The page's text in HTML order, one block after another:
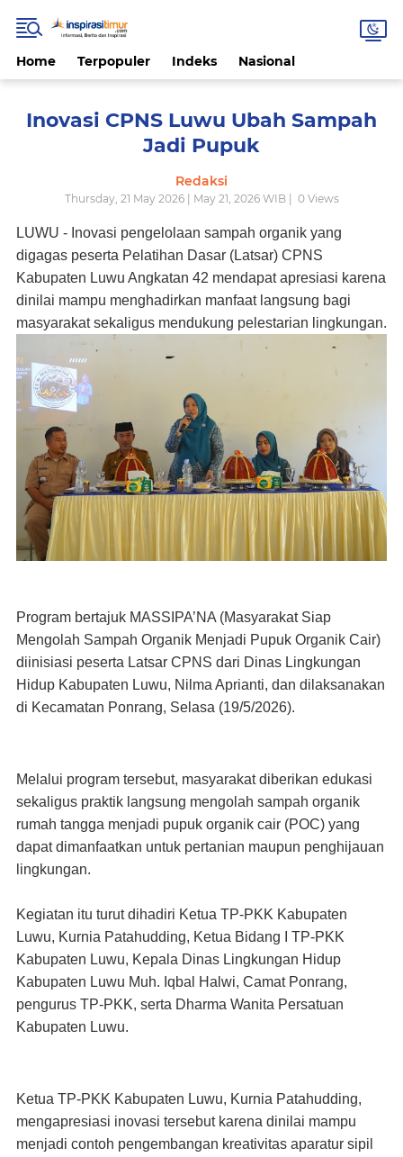
Home Terpopuler Indeks Nasional
Inovasi CPNS Luwu Ubah Sampah
Jadi Pupuk
Redaksi
Thursday, 21 May 2026 | May 21, 2026 WIB | 0Views
LUWU - Inovasi pengelolaan sampah organik yang
digagas peserta Pelatihan Dasar (Latsar) CPNS
Kabupaten Luwu Angkatan 42 mendapat apresiasi karena
dinilai mampu menghadirkan manfaat langsung bagi
masyarakat sekaligus mendukung pelestarian lingkungan.
Program bertajuk MASSIPA’NA (Masyarakat Siap
Mengolah Sampah Organik Menjadi Pupuk Organik Cair)
diinisiasi peserta Latsar CPNS dari Dinas Lingkungan
Hidup Kabupaten Luwu, Nilma Aprianti, dan dilaksanakan
di Kecamatan Ponrang, Selasa (19/5/2026).
Melalui program tersebut, masyarakat diberikan edukasi
sekaligus praktik langsung mengolah sampah organik
rumah tangga menjadi pupuk organik cair (POC) yang
dapat dimanfaatkan untuk pertanian maupun penghijauan
lingkungan.
Kegiatan itu turut dihadiri Ketua TP-PKK Kabupaten
Luwu, Kurnia Patahudding, Ketua Bidang I TP-PKK
Kabupaten Luwu, Kepala Dinas Lingkungan Hidup
Kabupaten Luwu Muh. Iqbal Halwi, Camat Ponrang,
pengurus TP-PKK, serta Dharma Wanita Persatuan
Kabupaten Luwu.
Ketua TP-PKK Kabupaten Luwu, Kurnia Patahudding,
mengapresiasi inovasi tersebut karena dinilai mampu
menjadi contoh pengembangan kreativitas aparatur sipil